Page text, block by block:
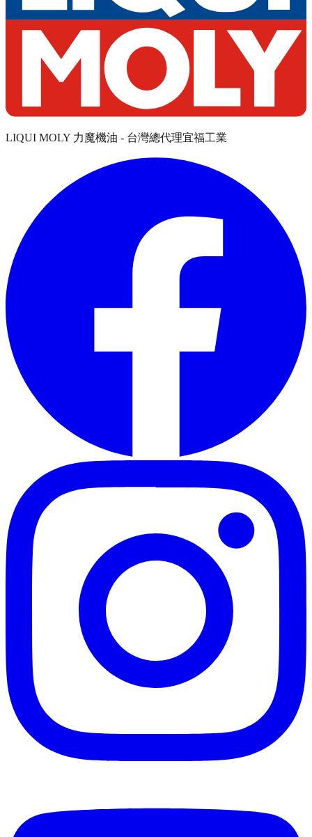
LIQUI MOLY 力魔機油 - 台灣總代理宜福工業